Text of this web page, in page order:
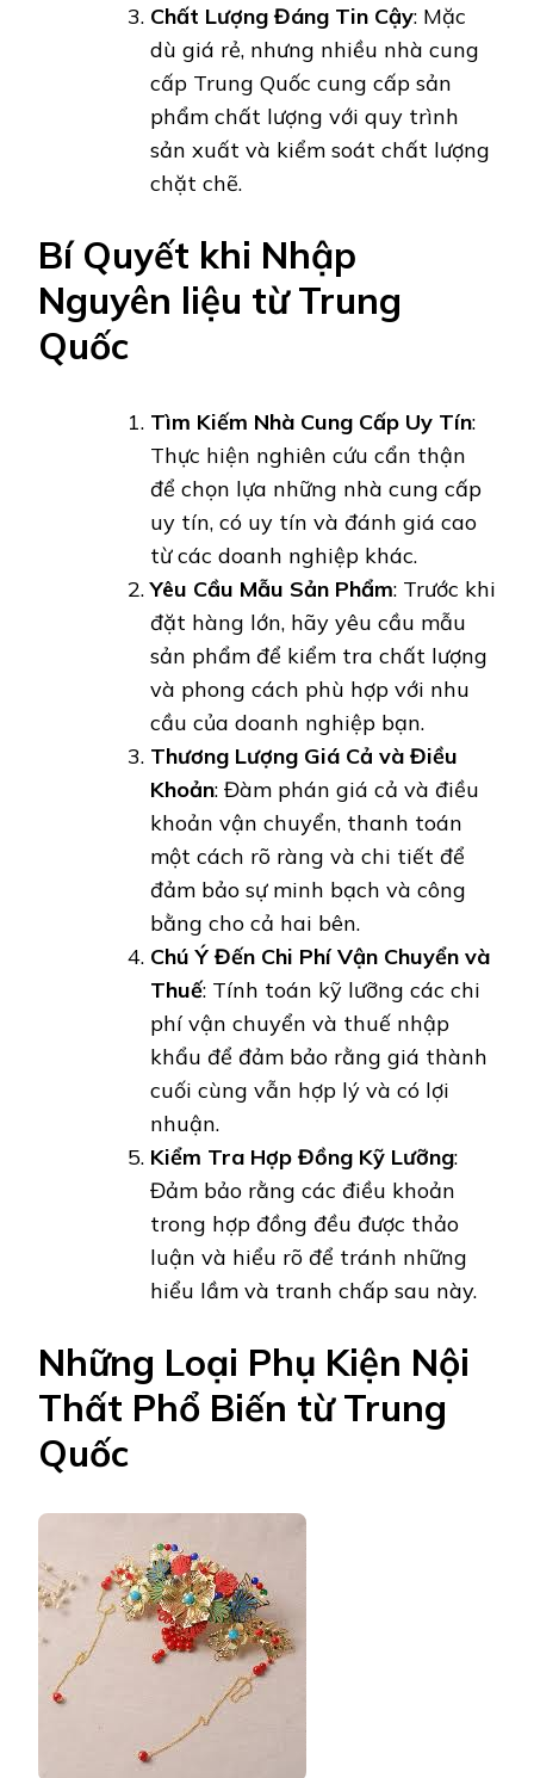
Chất Lượng Đáng Tin Cậy: Mặc
dù giá rẻ, nhưng nhiều nhà cung
cấp Trung Quốc cung cấp sản
phẩm chất lượng với quy trình
sản xuất và kiểm soát chất lượng
chặt chẽ.
Bí Quyết khi Nhập
Nguyên liệu từ Trung
Quốc
Tìm Kiếm Nhà Cung Cấp Uy Tín:
Thực hiện nghiên cứu cẩn thận
để chọn lựa những nhà cung cấp
uy tín, có uy tín và đánh giá cao
từ các doanh nghiệp khác.
Yêu Cầu Mẫu Sản Phẩm: Trước khi
đặt hàng lớn, hãy yêu cầu mẫu
sản phẩm để kiểm tra chất lượng
và phong cách phù hợp với nhu
cầu của doanh nghiệp bạn.
Thương Lượng Giá Cả và Điều
Khoản: Đàm phán giá cả và điều
khoản vận chuyển, thanh toán
một cách rõ ràng và chi tiết để
đảm bảo sự minh bạch và công
bằng cho cả hai bên.
Chú Ý Đến Chi Phí Vận Chuyển và
Thuế: Tính toán kỹ lưỡng các chi
phí vận chuyển và thuế nhập
khẩu để đảm bảo rằng giá thành
cuối cùng vẫn hợp lý và có lợi
nhuận.
Kiểm Tra Hợp Đồng Kỹ Lưỡng:
Đảm bảo rằng các điều khoản
trong hợp đồng đều được thảo
luận và hiểu rõ để tránh những
hiểu lầm và tranh chấp sau này.
Những Loại Phụ Kiện Nội
Thất Phổ Biến từ Trung
Quốc